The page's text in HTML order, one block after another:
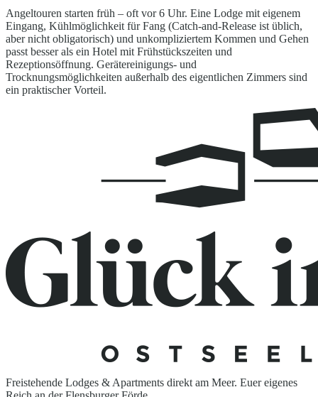
Angeltouren starten früh – oft vor 6 Uhr. Eine Lodge mit eigenem
Eingang, Kühlmöglichkeit für Fang (Catch-and-Release ist üblich,
aber nicht obligatorisch) und unkompliziertem Kommen und Gehen
passt besser als ein Hotel mit Frühstückszeiten und
Rezeptionsöffnung. Gerätereinigungs- und
Trocknungsmöglichkeiten außerhalb des eigentlichen Zimmers sind
ein praktischer Vorteil.
Freistehende Lodges & Apartments direkt am Meer. Euer eigenes